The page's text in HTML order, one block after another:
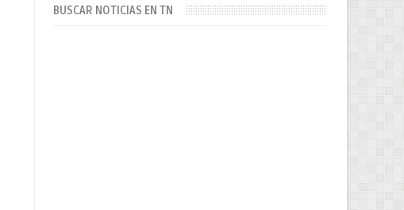
BUSCAR NOTICIAS EN TN